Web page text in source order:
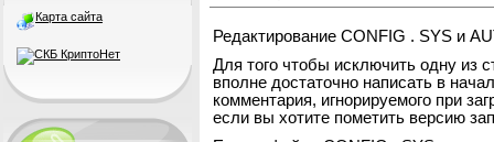
Карта сайта
Редактирование CONFIG . SYS и
Для того чтобы исключить одну из
вполне достаточно написать в
комментария, игнорируемого при
если вы хотите пометить версию